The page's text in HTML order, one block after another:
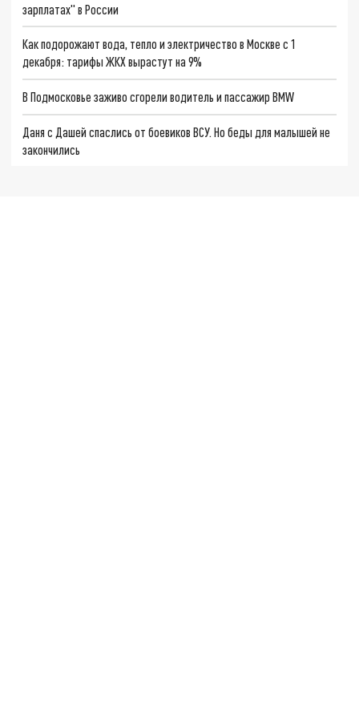
зарплатах" в России
Как подорожают вода, тепло и электричество в Москве с 1
декабря: тарифы ЖКХ вырастут на 9%
В Подмосковье заживо сгорели водитель и пассажир BMW
Даня с Дашей спаслись от боевиков ВСУ. Но беды для малышей не
закончились